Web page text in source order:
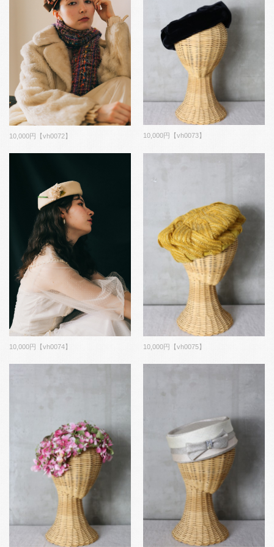
10,000円【vh0072】 10,000円【vh0073】
10,000円【vh0074】 10,000円【vh0075】